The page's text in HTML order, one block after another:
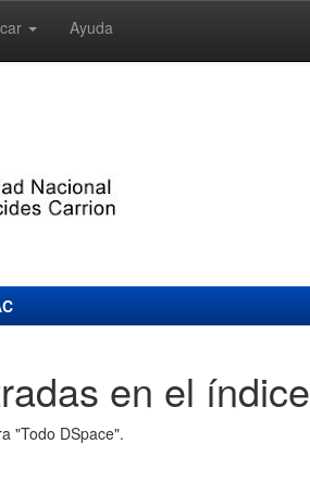
Ayuda
en el índice
"Todo DSpace".